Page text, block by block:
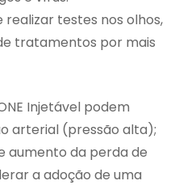
testes nos olhos,
tratamentos por mais
Injetável podem
arterial (pressão alta);
aumento da perda de
a adoção de uma